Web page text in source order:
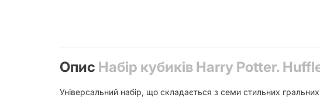
Опис Набір кубиків Harry Potter.
Універсальний набір, що складається з семи стильних